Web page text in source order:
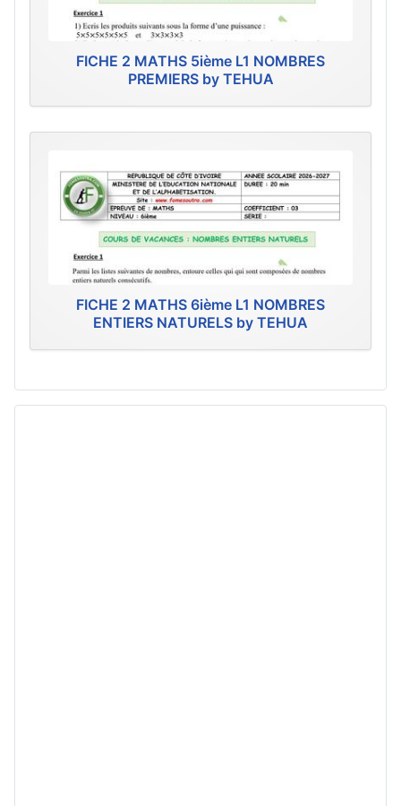
FICHE 2 MATHS 5ième L1 NOMBRES
PREMIERS by TEHUA
FICHE 2 MATHS 6ième L1 NOMBRES
ENTIERS NATURELS by TEHUA